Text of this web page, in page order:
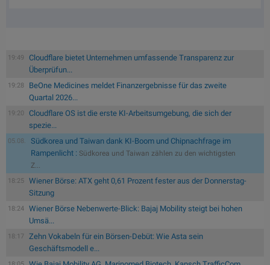
19:49
Cloudflare bietet Unternehmen umfassende Transparenz zur
Überprüfun...
19:28
BeOne Medicines meldet Finanzergebnisse für das zweite
Quartal 2026...
19:20
Cloudflare OS ist die erste KI-Arbeitsumgebung, die sich der
spezie...
05.08.
Südkorea und Taiwan dank KI-Boom und Chipnachfrage im
Rampenlicht : Südkorea und Taiwan zählen zu den wichtigsten
Z...
18:25
Wiener Börse: ATX geht 0,61 Prozent fester aus der Donnerstag-
Sitzung
18:24
Wiener Börse Nebenwerte-Blick: Bajaj Mobility steigt bei hohen
Umsä...
18:17
Zehn Vokabeln für ein Börsen-Debüt: Wie Asta sein
Geschäftsmodell e...